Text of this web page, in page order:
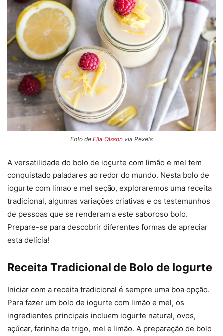
Foto de Ella Olsson via Pexels
A versatilidade do bolo de iogurte com limão e mel tem
conquistado paladares ao redor do mundo. Nesta bolo de
iogurte com limao e mel seção, exploraremos uma receita
tradicional, algumas variações criativas e os testemunhos
de pessoas que se renderam a este saboroso bolo.
Prepare-se para descobrir diferentes formas de apreciar
esta delícia!
Receita Tradicional de Bolo de Iogurte
Iniciar com a receita tradicional é sempre uma boa opção.
Para fazer um bolo de iogurte com limão e mel, os
ingredientes principais incluem iogurte natural, ovos,
açúcar, farinha de trigo, mel e limão. A preparação de bolo